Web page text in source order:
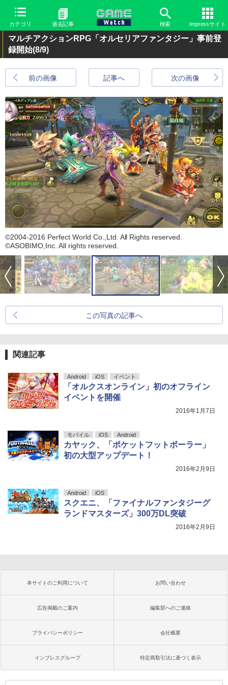
カテゴリ 過去記事 検索 Impressサイト
マルチアクションRPG「オルセリアファンタジー」事前登
録開始(8/9)
前の画像 次の画像
記事へ
©2004-2016 Perfect World Co.,Ltd. All Rights reserved.
©ASOBIMO,Inc. All rights reserved.
この写真の記事へ
関連記事
Android iOS イベント
「オルクスオンライン」初のオフライン
イベントを開催
2016年1月7日
モバイル iOS Android
カヤック、「ポケットフットボーラー」
初の大型アップデート！
2016年2月9日
Android iOS
スクエニ、「ファイナルファンタジーグ
ランドマスターズ」300万DL突破
2016年2月9日
本サイトのご利用について お問い合わせ
広告掲載のご案内 編集部へのご連絡
プライバシーポリシー 会社概要
インプレスグループ 特定商取引法に基づく表示